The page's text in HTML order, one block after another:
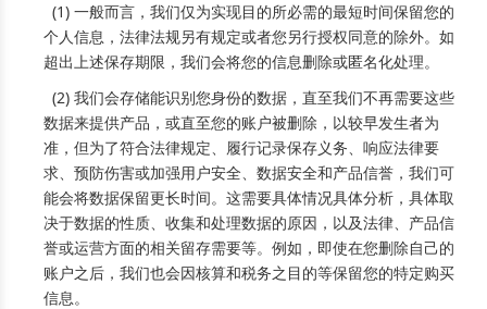
(1) 一般而言，我们仅为实现目的所必需的最短时间保留您的
个人信息，法律法规另有规定或者您另行授权同意的除外。如
超出上述保存期限，我们会将您的信息删除或匿名化处理。
(2) 我们会存储能识别您身份的数据，直至我们不再需要这些
数据来提供产品，或直至您的账户被删除，以较早发生者为
准，但为了符合法律规定、履行记录保存义务、响应法律要
求、预防伤害或加强用户安全、数据安全和产品信誉，我们可
能会将数据保留更长时间。这需要具体情况具体分析，具体取
决于数据的性质、收集和处理数据的原因，以及法律、产品信
誉或运营方面的相关留存需要等。例如，即使在您删除自己的
账户之后，我们也会因核算和税务之目的等保留您的特定购买
信息。